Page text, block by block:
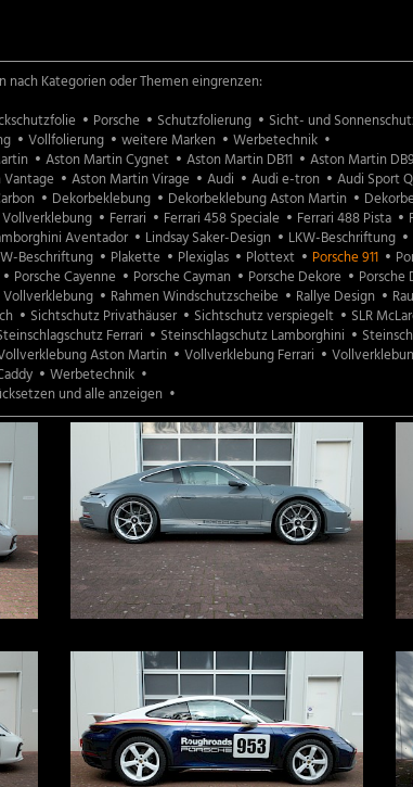
nach Kategorien oder Themen eingrenzen:
Porsche Schutzfolierung Sicht- und
Vollfolierung weitere Marken
Werbetechnik
Aston Martin Cygnet Aston Martin DB11 Aston Martin DB9
Aston Martin Virage Audi Audi e-tron Audi Sport
Dekorbeklebung Dekorbeklebung Aston Martin
Vollverklebung Ferrari Ferrari 458 Speciale Ferrari 488 Pista
Aventador Lindsay Saker-Design LKW-Beschriftung
Beschriftung Plakette Plexiglas Plottext Porsche 911
Porsche Cayenne Porsche Cayman Porsche Dekore Porsche
Vollverklebung Rahmen Windschutzscheibe Rallye Design
Sichtschutz Privathäuser Sichtschutz verspiegelt SLR
Ferrari Steinschlagschutz Lamborghini
Aston Martin Vollverklebung Ferrari
Werbetechnik
und alle anzeigen